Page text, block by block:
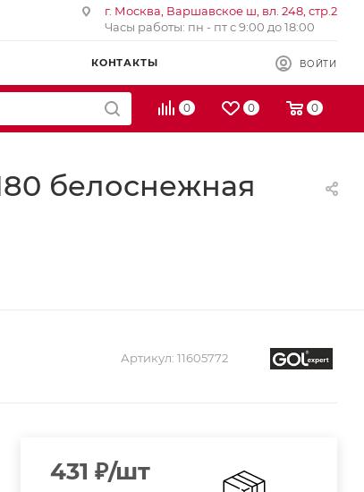
г. Москва, Варшавское ш, вл. 248, стр.2
Часы работы: пн - пт с 9:00 до 18:00
КОНТАКТЫ ВОЙТИ
0 0 0
белоснежная
Артикул: 11605772
431 ₽/шт